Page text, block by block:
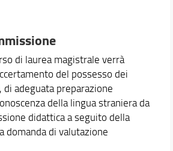
di laurea magistrale verrà
del possesso dei
adeguata preparazione
della lingua straniera da
didattica a seguito della
domanda di valutazione